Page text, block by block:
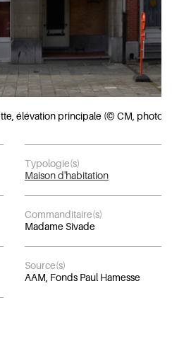
élévation principale (© CM, photo
Typologie(s)
Maison d'habitation
Commanditaire(s)
Madame Sivade
Source(s)
AAM, Fonds Paul Hamesse